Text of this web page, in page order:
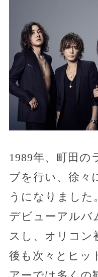
1989年、町田の
ブを行い、徐々
うになりました
デビューアルバ
スし、オリコン
後も次々とヒッ